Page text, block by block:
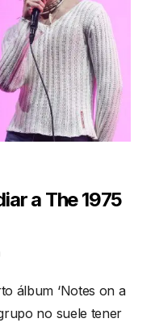
a The 1975
álbum ‘Notes on a
no suele tener